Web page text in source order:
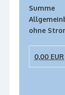
Summe
ohne
0,00 EUR